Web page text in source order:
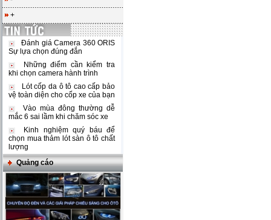
+
Đánh giá Camera 360 ORIS
Sự lựa chọn đúng đắn
Những điểm cần kiểm tra
khi chọn camera hành trình
Lót cốp da ô tô cao cấp bảo
vệ toàn diện cho cốp xe của bạn
Vào mùa đông thường dễ
mắc 6 sai lầm khi chăm sóc xe
Kinh nghiệm quý báu để
chọn mua thảm lót sàn ô tô chất
lượng
Quảng cáo